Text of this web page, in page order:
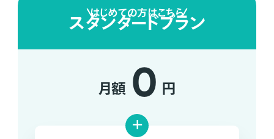
はじめての方はこちら
スタンダードプラン
月額 0 円
+